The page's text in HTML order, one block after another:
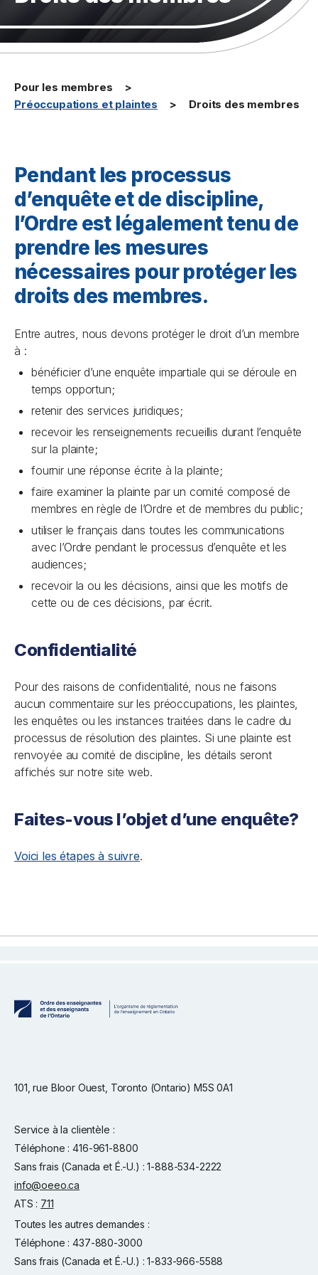
Pour les membres
Préoccupations et plaintes
Droits des membres
Pendant les processus
d’enquête et de discipline,
l’Ordre est légalement tenu de
prendre les mesures
nécessaires pour protéger les
droits des membres.
Entre autres, nous devons protéger le droit d’un membre
à :
bénéficier d’une enquête impartiale qui se déroule en
temps opportun;
retenir des services juridiques;
recevoir les renseignements recueillis durant l’enquête
sur la plainte;
fournir une réponse écrite à la plainte;
faire examiner la plainte par un comité composé de
membres en règle de l’Ordre et de membres du public;
utiliser le français dans toutes les communications
avec l’Ordre pendant le processus d’enquête et les
audiences;
recevoir la ou les décisions, ainsi que les motifs de
cette ou de ces décisions, par écrit.
Confidentialité
Pour des raisons de confidentialité, nous ne faisons
aucun commentaire sur les préoccupations, les plaintes,
les enquêtes ou les instances traitées dans le cadre du
processus de résolution des plaintes. Si une plainte est
renvoyée au comité de discipline, les détails seront
affichés sur notre site web.
Faites-vous l’objet d’une enquête?
Voici les étapes à suivre.
101, rue Bloor Ouest, Toronto (Ontario) M5S 0A1
Service à la clientèle :
Téléphone : 416-961-8800
Sans frais (Canada et É.-U.) : 1-888-534-2222
info@oeeo.ca
ATS : 711
Toutes les autres demandes :
Téléphone : 437-880-3000
Sans frais (Canada et É.-U.) : 1-833-966-5588